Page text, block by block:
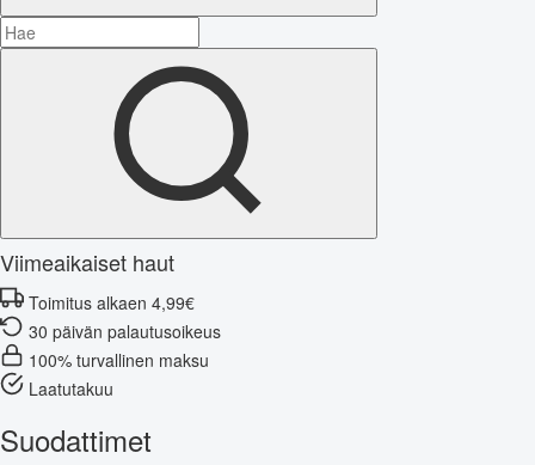
Viimeaikaiset haut
Toimitus alkaen 4,99€
30 päivän palautusoikeus
100% turvallinen maksu
Laatutakuu
Suodattimet